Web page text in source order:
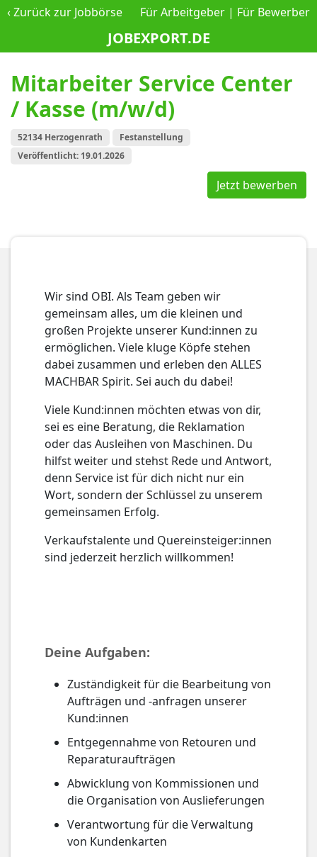
‹Zurück zur Jobbörse
JOBEXPORT.DE
Für Arbeitgeber | Für Bewerber
Mitarbeiter Service Center
/ Kasse (m/w/d)
52134 Herzogenrath
Festanstellung
Veröffentlicht: 19.01.2026
Jetzt bewerben
Wir sind OBI. Als Team geben wir
gemeinsam alles, um die kleinen und
großen Projekte unserer Kund:innen zu
ermöglichen. Viele kluge Köpfe stehen
dabei zusammen und erleben den ALLES
MACHBAR Spirit. Sei auch du dabei!
Viele Kund:innen möchten etwas von dir,
sei es eine Beratung, die Reklamation
oder das Ausleihen von Maschinen. Du
hilfst weiter und stehst Rede und Antwort,
denn Service ist für dich nicht nur ein
Wort, sondern der Schlüssel zu unserem
gemeinsamen Erfolg.
Verkaufstalente und Quereinsteiger:innen
sind jederzeit herzlich willkommen!
Deine Aufgaben:
Zuständigkeit für die Bearbeitung von
Aufträgen und -anfragen unserer
Kund:innen
Entgegennahme von Retouren und
Reparaturaufträgen
Abwicklung von Kommissionen und
die Organisation von Auslieferungen
Verantwortung für die Verwaltung
von Kundenkarten